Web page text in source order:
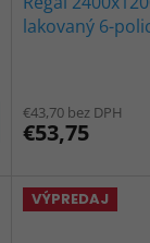
lakovaný 6-
€43,70 bez DPH
€53,75
VÝPREDAJ